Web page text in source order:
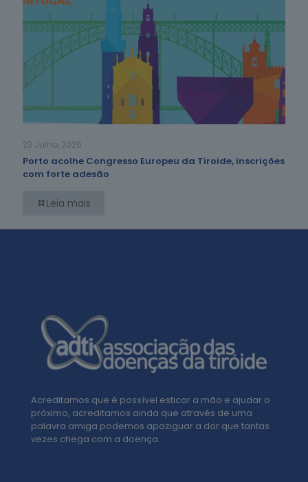
23 Julho, 2026
Porto acolhe Congresso Europeu da Tiroide, inscrições
com forte adesão
Leia mais
Acreditamos que é possível esticar a mão e ajudar o
próximo, acreditamos ainda que através de uma
palavra amiga podemos apaziguar a dor que tantas
vezes chega com a doença.